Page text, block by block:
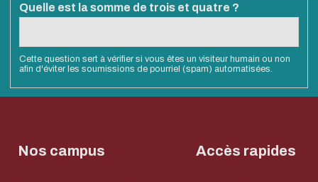
Quelle est la somme de trois et quatre ?
Cette question sert à vérifier si vous êtes un visiteur humain ou non
afin d'éviter les soumissions de pourriel (spam) automatisées.
Nos campus Accès rapides